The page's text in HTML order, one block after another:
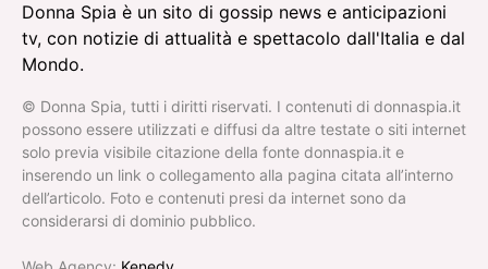
Donna Spia è un sito di gossip news e anticipazioni
tv, con notizie di attualità e spettacolo dall'Italia e dal
Mondo.
© Donna Spia, tutti i diritti riservati. I contenuti di donnaspia.it
possono essere utilizzati e diffusi da altre testate o siti internet
solo previa visibile citazione della fonte donnaspia.it e
inserendo un link o collegamento alla pagina citata all’interno
dell’articolo. Foto e contenuti presi da internet sono da
considerarsi di dominio pubblico.